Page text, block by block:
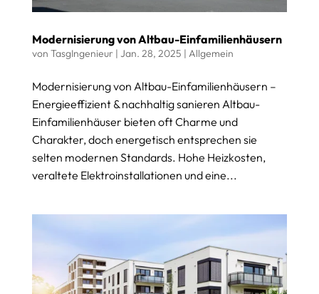
Modernisierung von Altbau-Einfamilienhäusern
von TasgIngenieur | Jan. 28, 2025 | Allgemein
Modernisierung von Altbau-Einfamilienhäusern –
Energieeffizient & nachhaltig sanieren Altbau-
Einfamilienhäuser bieten oft Charme und
Charakter, doch energetisch entsprechen sie
selten modernen Standards. Hohe Heizkosten,
veraltete Elektroinstallationen und eine...